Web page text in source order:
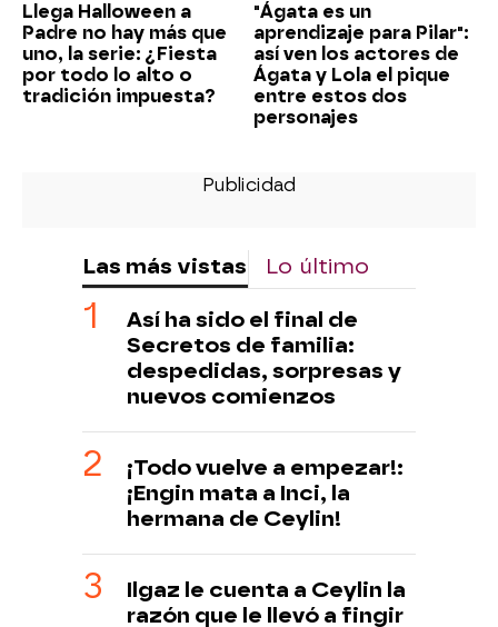
Llega Halloween a
Padre no hay más que
uno, la serie: ¿Fiesta
por todo lo alto o
tradición impuesta?
"Ágata es un
aprendizaje para Pilar":
así ven los actores de
Ágata y Lola el pique
entre estos dos
personajes
Las más vistas Lo último
Así ha sido el final de
Secretos de familia:
despedidas, sorpresas y
nuevos comienzos
¡Todo vuelve a empezar!:
¡Engin mata a Inci, la
hermana de Ceylin!
Ilgaz le cuenta a Ceylin la
razón que le llevó a fingir